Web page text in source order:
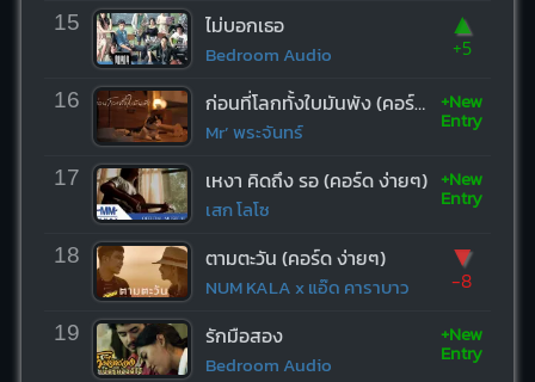
15 ไม่บอกเธอ
Bedroom Audio
▲
+5
16 ก่อนที่โลกทั้งใบมันพัง (คอร์ด ง่ายๆ)
Mr’ พระจันทร์
+New
Entry
17 เหงา คิดถึง รอ (คอร์ด ง่ายๆ)
เสก โลโซ
+New
Entry
18 ตามตะวัน (คอร์ด ง่ายๆ)
NUM KALA x แอ๊ด คาราบาว
▼
-8
19 รักมือสอง
Bedroom Audio
+New
Entry